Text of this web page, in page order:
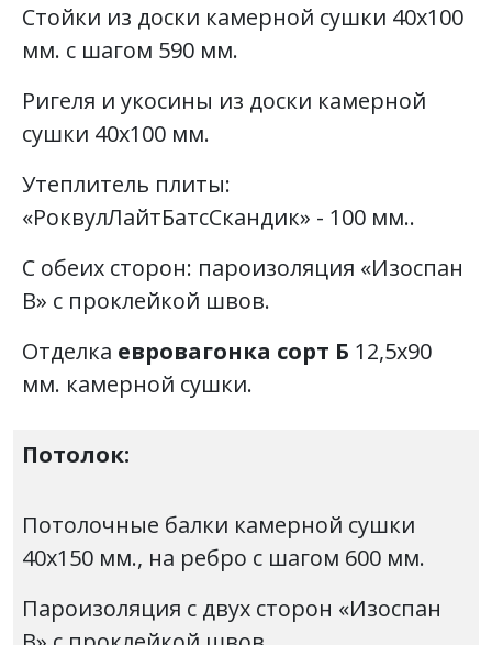
Стойки из доски камерной сушки 40х100
мм. с шагом 590 мм.
Ригеля и укосины из доски камерной
сушки 40х100 мм.
Утеплитель плиты:
«РоквулЛайтБатсСкандик» - 100 мм..
С обеих сторон: пароизоляция «Изоспан
В» с проклейкой швов.
Отделка евровагонка сорт Б 12,5х90
мм. камерной сушки.
Потолок:
Потолочные балки камерной сушки
40х150 мм., на ребро с шагом 600 мм.
Пароизоляция с двух сторон «Изоспан